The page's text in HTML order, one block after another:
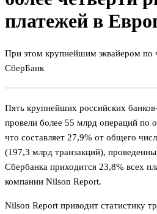
платежей в
При этом крупнейшим эквайером по
СберБанк
Пять крупнейших российских
провели более 55 млрд операций по
что составляет 27,9% от общего
(197,3 млрд транзакций),
Сбербанка приходится 23,8% всех
компании Nilson Report.
Nilson Report приводит статистику